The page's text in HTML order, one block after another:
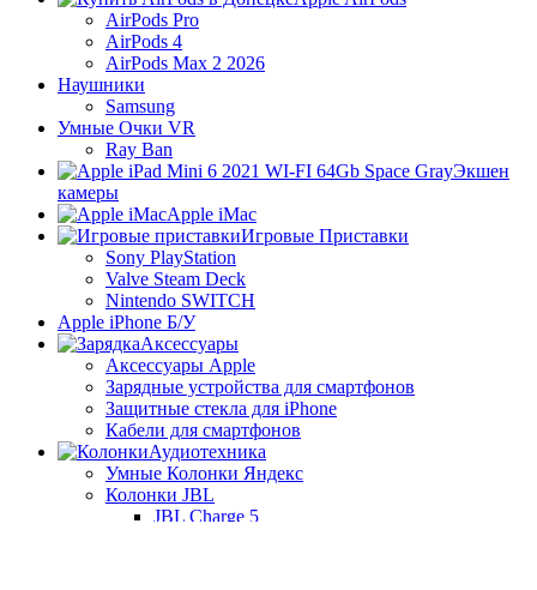
AirPods Pro
AirPods 4
AirPods Max 2 2026
Наушники
Samsung
Умные Очки VR
Ray Ban
Экшен
камеры
Apple iMac
Игровые Приставки
Sony PlayStation
Valve Steam Deck
Nintendo SWITCH
Apple iPhone Б/У
Аксессуары
Аксессуары Apple
Зарядные устройства для смартфонов
Защитные стекла для iPhone
Кабели для смартфонов
Аудиотехника
Умные Колонки Яндекс
Колонки JBL
JBL Charge 5